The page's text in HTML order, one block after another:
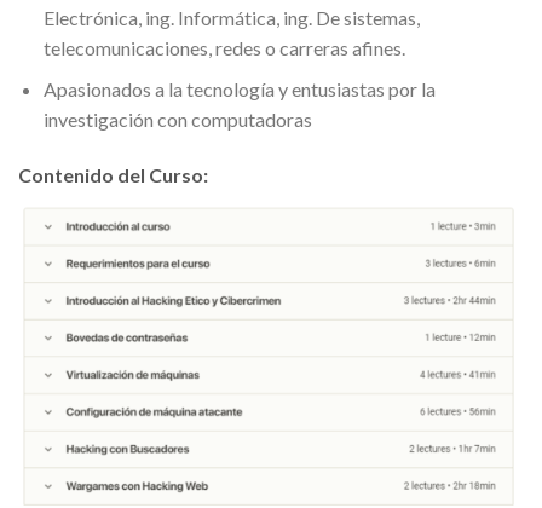
Electrónica, ing. Informática, ing. De sistemas,
telecomunicaciones, redes o carreras afines.
Apasionados a la tecnología y entusiastas por la
investigación con computadoras
Contenido del Curso: